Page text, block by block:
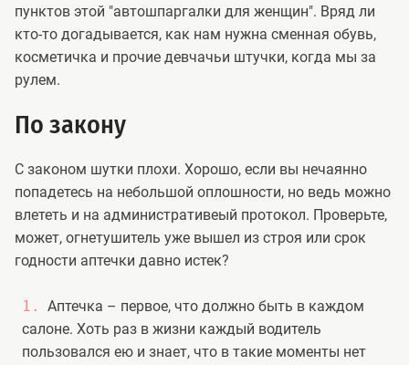
пунктов этой "автошпаргалки для женщин". Вряд ли
кто-то догадывается, как нам нужна сменная обувь,
косметичка и прочие девчачьи штучки, когда мы за
рулем.
По закону
С законом шутки плохи. Хорошо, если вы нечаянно
попадетесь на небольшой оплошности, но ведь можно
влететь и на административеый протокол. Проверьте,
может, огнетушитель уже вышел из строя или срок
годности аптечки давно истек?
Аптечка – первое, что должно быть в каждом
салоне. Хоть раз в жизни каждый водитель
пользовался ею и знает, что в такие моменты нет